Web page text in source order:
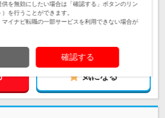
76人／本社所在地：東
気になる
を無効にしたい場合は「確認する」ボタンのリン
を行うことができます。
イナビ転職の一部サービスを利用できない場合が
確認する